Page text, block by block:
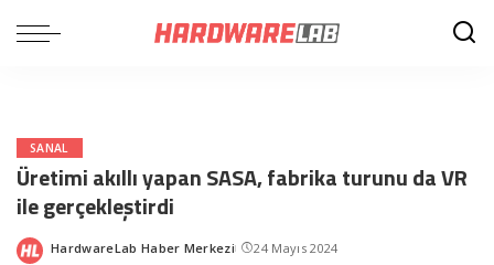
SANAL
Üretimi akıllı yapan SASA, fabrika turunu da VR
ile gerçekleştirdi
Posted
HardwareLab Haber Merkezi 24 Mayıs 2024